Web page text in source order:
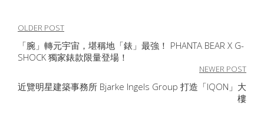
文
章
覽
OLDER POST
「腕」轉元宇宙，堪稱地「錶」最強！ PHANTA BEAR X G-
SHOCK 獨家錶款限量登場！
NEWER POST
近覽明星建築事務所 Bjarke Ingels Group 打造「IQON」大
樓